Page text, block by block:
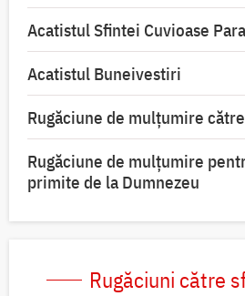
Acatistul Sfintei Cuvioase
Acatistul Buneivestiri
Rugăciune de mulţumire
Rugăciune de mulțumire
primite de la Dumnezeu
Rugăciuni către